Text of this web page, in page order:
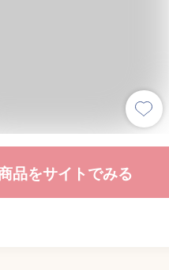
品をサイトでみる